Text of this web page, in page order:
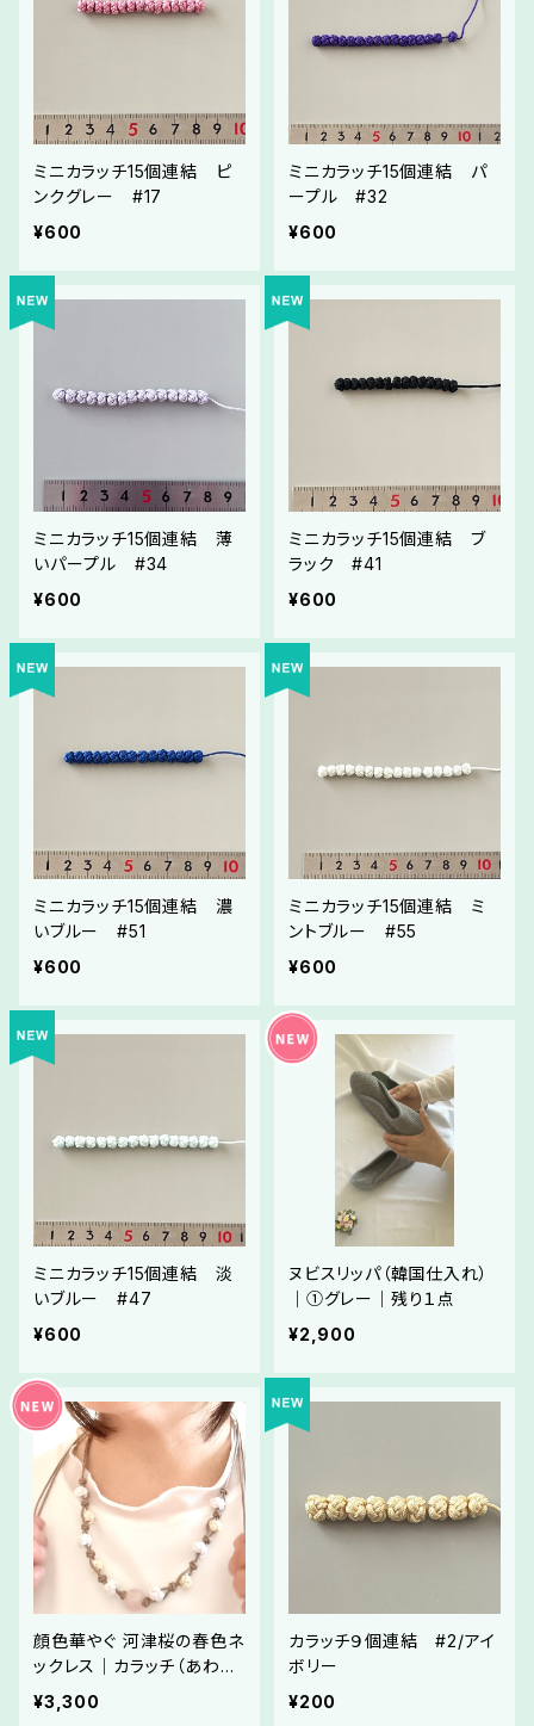
ミニカラッチ15個連結 ピ
ンクグレー #17
¥600
ミニカラッチ15個連結 パ
ープル #32
¥600
ミニカラッチ15個連結 薄
いパープル #34
¥600
ミニカラッチ15個連結 ブ
ラック #41
¥600
ミニカラッチ15個連結 濃
いブルー #51
¥600
ミニカラッチ15個連結 ミ
ントブルー #55
¥600
ミニカラッチ15個連結 淡
いブルー #47
¥600
ヌビスリッパ（韓国仕入れ）
｜①グレー｜残り１点
¥2,900
顔色華やぐ 河津桜の春色ネ
ックレス｜カラッチ（あわじ
玉）｜（完成品）｜韓国伝統
工芸メドゥプ
¥3,300
カラッチ９個連結 #2/アイ
ボリー
¥200